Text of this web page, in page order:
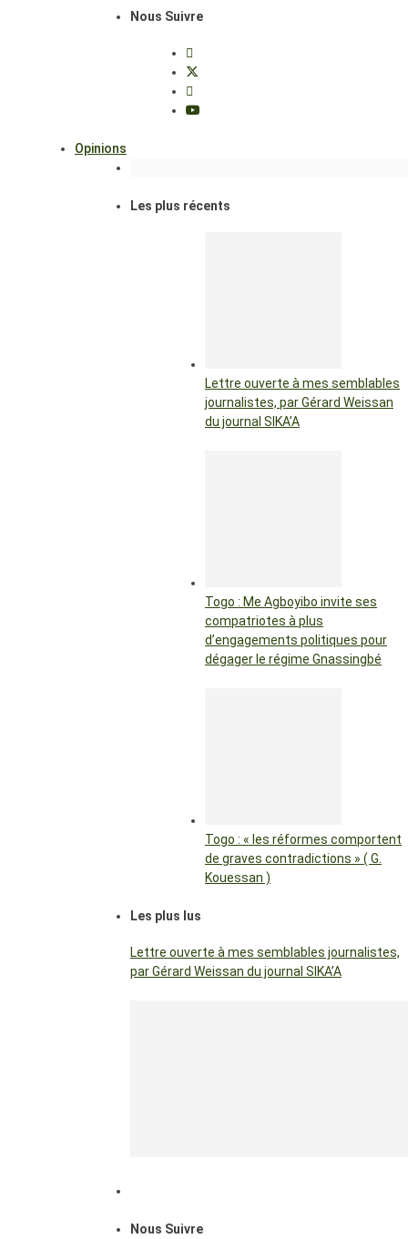
Nous Suivre
Opinions
Les plus récents
Lettre ouverte à mes semblables
journalistes, par Gérard Weissan
du journal SIKA’A
Togo : Me Agboyibo invite ses
compatriotes à plus
d’engagements politiques pour
dégager le régime Gnassingbé
Togo : « les réformes comportent
de graves contradictions » ( G.
Kouessan )
Les plus lus
Lettre ouverte à mes semblables journalistes,
par Gérard Weissan du journal SIKA’A
Nous Suivre